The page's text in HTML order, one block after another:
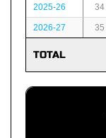
2025-26 34
2026-27 35
TOTAL